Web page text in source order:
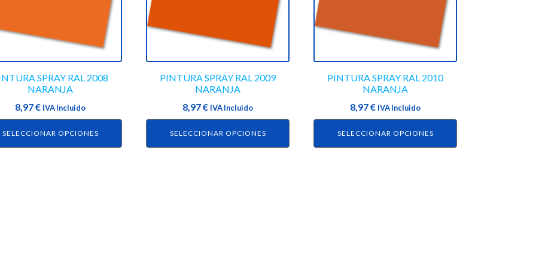
SPRAY RAL 2008
NARANJA
8,97€ IVA Incluido
SELECCIONAR OPCIONES
PINTURA SPRAY RAL 2009
NARANJA
8,97€ IVA Incluido
SELECCIONAR OPCIONES
opciones
se
elegir
de
producto
PINTURA SPRAY RAL 2010
NARANJA
8,97€ IVA Incluido
SELECCIONAR OPCIONES
opciones
se
elegir
de
producto